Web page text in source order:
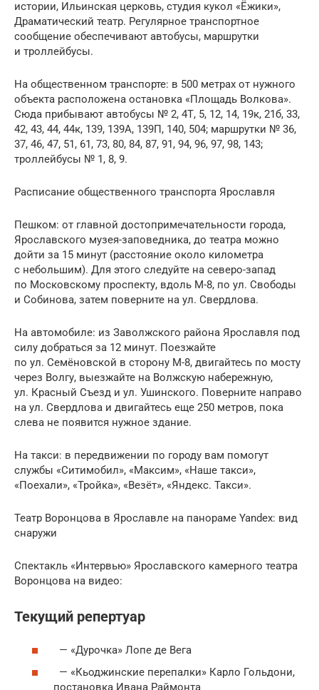
истории, Ильинская церковь, студия кукол «Ёжики»,
Драматический театр. Регулярное транспортное
сообщение обеспечивают автобусы, маршрутки
и троллейбусы.
На общественном транспорте: в 500 метрах от нужного
объекта расположена остановка «Площадь Волкова».
Сюда прибывают автобусы № 2, 4Т, 5, 12, 14, 19к, 21б, 33,
42, 43, 44, 44к, 139, 139А, 139П, 140, 504; маршрутки № 36,
37, 46, 47, 51, 61, 73, 80, 84, 87, 91, 94, 96, 97, 98, 143;
троллейбусы № 1, 8, 9.
Расписание общественного транспорта Ярославля
Пешком: от главной достопримечательности города,
Ярославского музея-заповедника, до театра можно
дойти за 15 минут (расстояние около километра
с небольшим). Для этого следуйте на северо-запад
по Московскому проспекту, вдоль М-8, по ул. Свободы
и Собинова, затем поверните на ул. Свердлова.
На автомобиле: из Заволжского района Ярославля под
силу добраться за 12 минут. Поезжайте
по ул. Семёновской в сторону М-8, двигайтесь по мосту
через Волгу, выезжайте на Волжскую набережную,
ул. Красный Съезд и ул. Ушинского. Поверните направо
на ул. Свердлова и двигайтесь еще 250 метров, пока
слева не появится нужное здание.
На такси: в передвижении по городу вам помогут
службы «Ситимобил», «Максим», «Наше такси»,
«Поехали», «Тройка», «Везёт», «Яндекс. Такси».
Театр Воронцова в Ярославле на панораме Yandex: вид
снаружи
Спектакль «Интервью» Ярославского камерного театра
Воронцова на видео:
Текущий репертуар
— «Дурочка» Лопе де Вега
— «Кьоджинские перепалки» Карло Гольдони,
постановка Ивана Раймонта